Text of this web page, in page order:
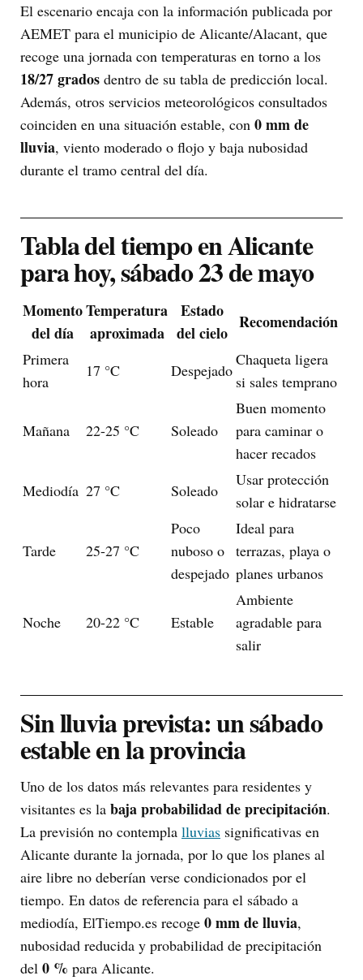
El escenario encaja con la información publicada por
AEMET para el municipio de Alicante/Alacant, que
recoge una jornada con temperaturas en torno a los
18/27 grados dentro de su tabla de predicción local.
Además, otros servicios meteorológicos consultados
coinciden en una situación estable, con 0 mm de
lluvia, viento moderado o flojo y baja nubosidad
durante el tramo central del día.
Tabla del tiempo en Alicante
para hoy, sábado 23 de mayo
Momento
del día
Temperatura
aproximada
Estado
del cielo
Recomendación
Primera
hora
17 °C Despejado
Chaqueta ligera
si sales temprano
Mañana 22-25 °C Soleado
Buen momento
para caminar o
hacer recados
Mediodía 27 °C Soleado
Usar protección
solar e hidratarse
Tarde 25-27 °C
Poco
nuboso o
despejado
Ideal para
terrazas, playa o
planes urbanos
Noche 20-22 °C Estable
Ambiente
agradable para
salir
Sin lluvia prevista: un sábado
estable en la provincia
Uno de los datos más relevantes para residentes y
visitantes es la baja probabilidad de precipitación.
La previsión no contempla lluvias significativas en
Alicante durante la jornada, por lo que los planes al
aire libre no deberían verse condicionados por el
tiempo. En datos de referencia para el sábado a
mediodía, ElTiempo.es recoge 0 mm de lluvia,
nubosidad reducida y probabilidad de precipitación
del 0 % para Alicante.